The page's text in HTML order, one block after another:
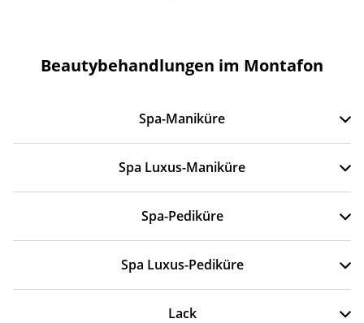
Beautybehandlungen im Montafon
Spa-Maniküre
Spa Luxus-Maniküre
Spa-Pediküre
Spa Luxus-Pediküre
Lack